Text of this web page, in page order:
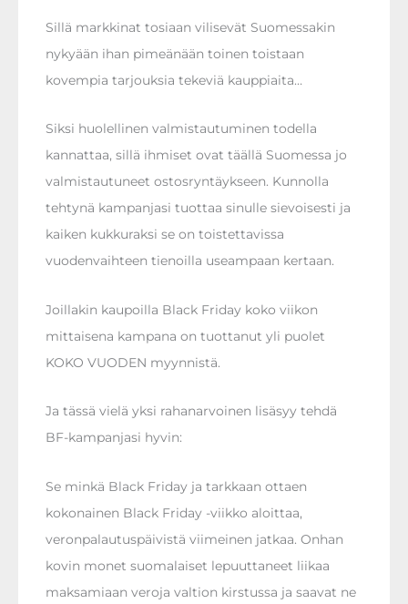
Sillä markkinat tosiaan vilisevät Suomessakin
nykyään ihan pimeänään toinen toistaan
kovempia tarjouksia tekeviä kauppiaita…
Siksi huolellinen valmistautuminen todella
kannattaa, sillä ihmiset ovat täällä Suomessa jo
valmistautuneet ostosryntäykseen. Kunnolla
tehtynä kampanjasi tuottaa sinulle sievoisesti ja
kaiken kukkuraksi se on toistettavissa
vuodenvaihteen tienoilla useampaan kertaan.
Joillakin kaupoilla Black Friday koko viikon
mittaisena kampana on tuottanut yli puolet
KOKO VUODEN myynnistä.
Ja tässä vielä yksi rahanarvoinen lisäsyy tehdä
BF-kampanjasi hyvin:
Se minkä Black Friday ja tarkkaan ottaen
kokonainen Black Friday -viikko aloittaa,
veronpalautuspäivistä viimeinen jatkaa. Onhan
kovin monet suomalaiset lepuuttaneet liikaa
maksamiaan veroja valtion kirstussa ja saavat ne